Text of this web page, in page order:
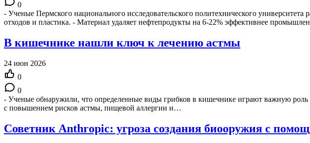
0
- Ученые Пермского национального исследовательского политехнического
отходов и пластика. - Материал удаляет нефтепродукты на 6-22% эффективнее
В кишечнике нашли ключ к лечению астмы
24 июн 2026
0
0
- Ученые обнаружили, что определенные виды грибков в кишечнике играют важную
с повышением рисков астмы, пищевой аллергии и…
Советник Anthropic: угроза создания биооружия с